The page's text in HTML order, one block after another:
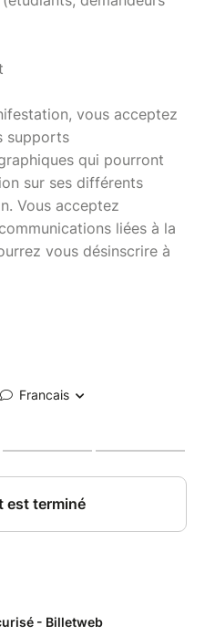
vous acceptez
supports
qui pourront
sur ses différents
Vous acceptez
liées à la
vous désinscrire à